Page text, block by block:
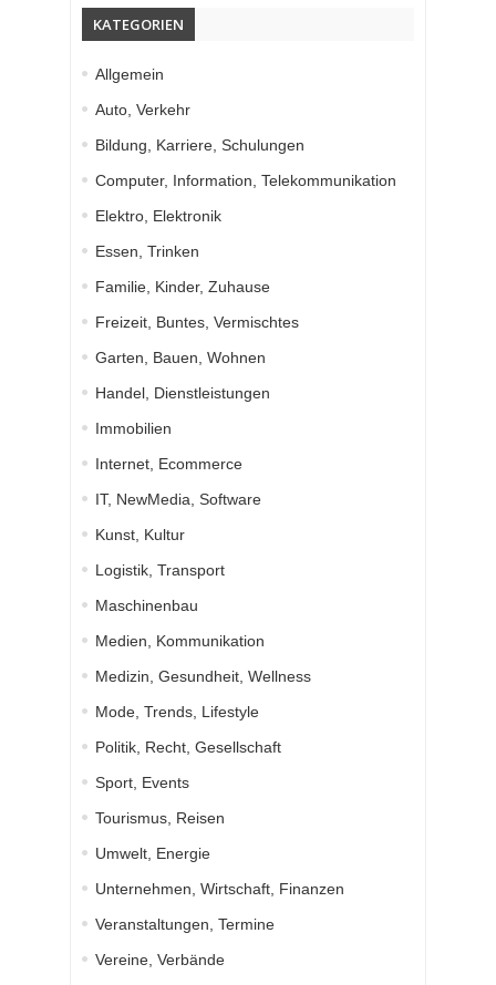
KATEGORIEN
Allgemein
Auto, Verkehr
Bildung, Karriere, Schulungen
Computer, Information, Telekommunikation
Elektro, Elektronik
Essen, Trinken
Familie, Kinder, Zuhause
Freizeit, Buntes, Vermischtes
Garten, Bauen, Wohnen
Handel, Dienstleistungen
Immobilien
Internet, Ecommerce
IT, NewMedia, Software
Kunst, Kultur
Logistik, Transport
Maschinenbau
Medien, Kommunikation
Medizin, Gesundheit, Wellness
Mode, Trends, Lifestyle
Politik, Recht, Gesellschaft
Sport, Events
Tourismus, Reisen
Umwelt, Energie
Unternehmen, Wirtschaft, Finanzen
Veranstaltungen, Termine
Vereine, Verbände